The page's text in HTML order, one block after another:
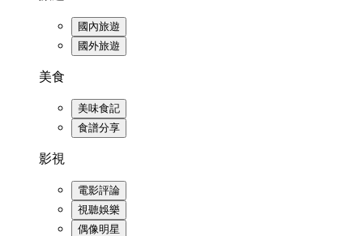
國內旅遊
國外旅遊
美食
美味食記
食譜分享
影視
電影評論
視聽娛樂
偶像明星